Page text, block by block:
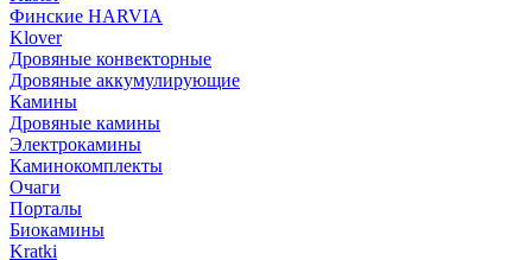
Финские HARVIA
Klover
Дровяные конвекторные
Дровяные аккумулирующие
Камины
Дровяные камины
Электрокамины
Каминокомплекты
Очаги
Порталы
Биокамины
Kratki